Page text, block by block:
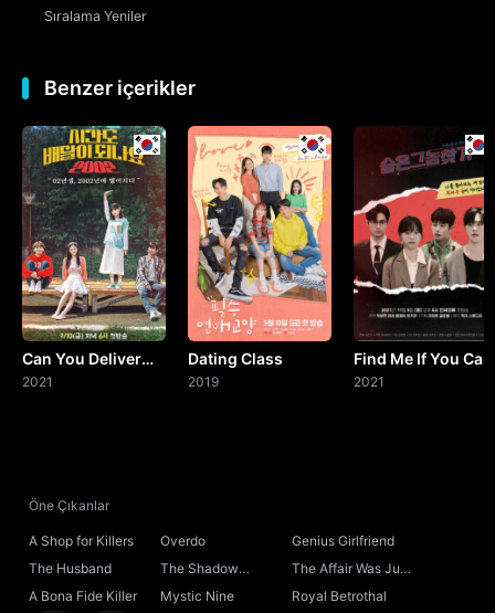
Sıralama Yeniler
Benzer içerikler
Can You Deliver
Time? 2002
2021
Dating Class
2019
Find Me If You Can
2021
Öne Çıkanlar
A Shop for Killers Overdo
Genius Girlfriend
The Husband
The Shadow
Sovereign
The Affair Was Just
the Beginning
A Bona Fide Killer Mystic Nine Royal Betrothal